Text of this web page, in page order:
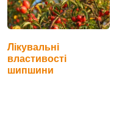
Лікувальні
властивості
шипшини